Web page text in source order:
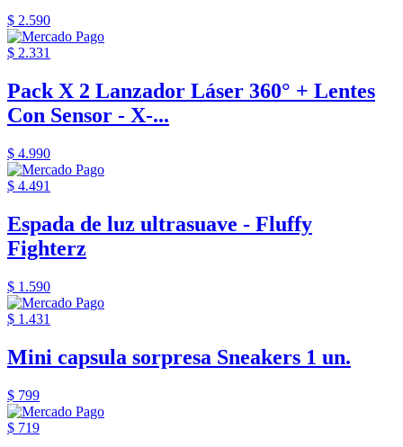
$ 2.590
$ 2.331
Pack X 2 Lanzador Láser 360° + Lentes
Con Sensor - X-...
$ 4.990
$ 4.491
Espada de luz ultrasuave - Fluffy
Fighterz
$ 1.590
$ 1.431
Mini capsula sorpresa Sneakers 1 un.
$ 799
$ 719